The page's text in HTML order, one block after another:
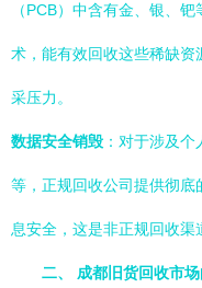
（PCB）中含有金、银、
术，能有效回收这些稀缺资
采压力。
数据安全销毁 ：对于涉及
等，正规回收公司提供彻
息安全，这是非正规回收渠
二、 成都旧货回收市